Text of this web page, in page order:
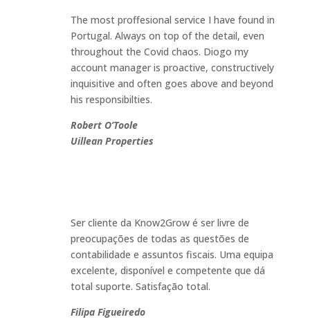
The most proffesional service I have found in
Portugal. Always on top of the detail, even
throughout the Covid chaos. Diogo my
account manager is proactive, constructively
inquisitive and often goes above and beyond
his responsibilties.
Robert O’Toole
Uillean Properties
Ser cliente da Know2Grow é ser livre de
preocupações de todas as questões de
contabilidade e assuntos fiscais. Uma equipa
excelente, disponível e competente que dá
total suporte. Satisfação total.
Filipa Figueiredo